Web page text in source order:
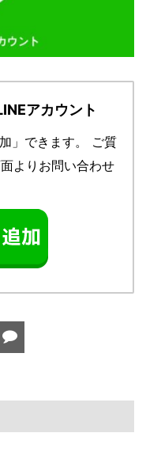
アカウント
」できます。
ご質
よりお問い合わせ